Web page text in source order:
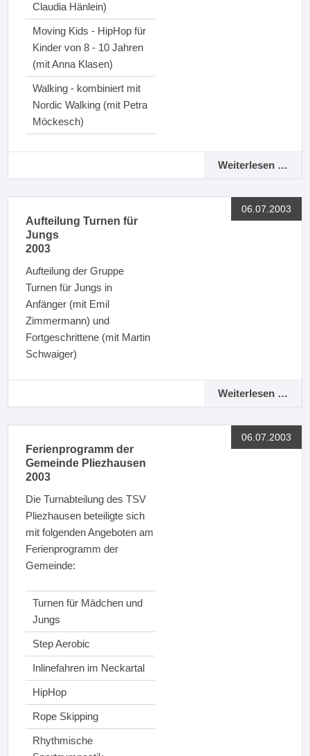
Claudia Hänlein)
Moving Kids - HipHop für
Kinder von 8 - 10 Jahren
(mit Anna Klasen)
Walking - kombiniert mit
Nordic Walking (mit Petra
Möckesch)
Weiterlesen …
06.07.2003
Aufteilung Turnen für
Jungs
2003
Aufteilung der Gruppe
Turnen für Jungs in
Anfänger (mit Emil
Zimmermann) und
Fortgeschrittene (mit Martin
Schwaiger)
Weiterlesen …
06.07.2003
Ferienprogramm der
Gemeinde Pliezhausen
2003
Die Turnabteilung des TSV
Pliezhausen beteiligte sich
mit folgenden Angeboten am
Ferienprogramm der
Gemeinde:
Turnen für Mädchen und
Jungs
Step Aerobic
Inlinefahren im Neckartal
HipHop
Rope Skipping
Rhythmische